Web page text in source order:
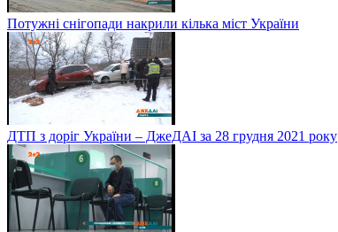
Потужні снігопади накрили кілька міст України
ДТП з доріг України – ДжеДАІ за 28 грудня 2021 року